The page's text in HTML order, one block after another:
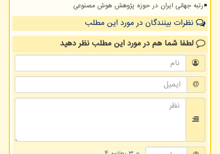
رتبه جهانی ایران در حوزه پژوهش هوش مصنوعی
نظرات بینندگان در مورد این مطلب
لطفا شما همدر مورد این مطلبنظر دهید